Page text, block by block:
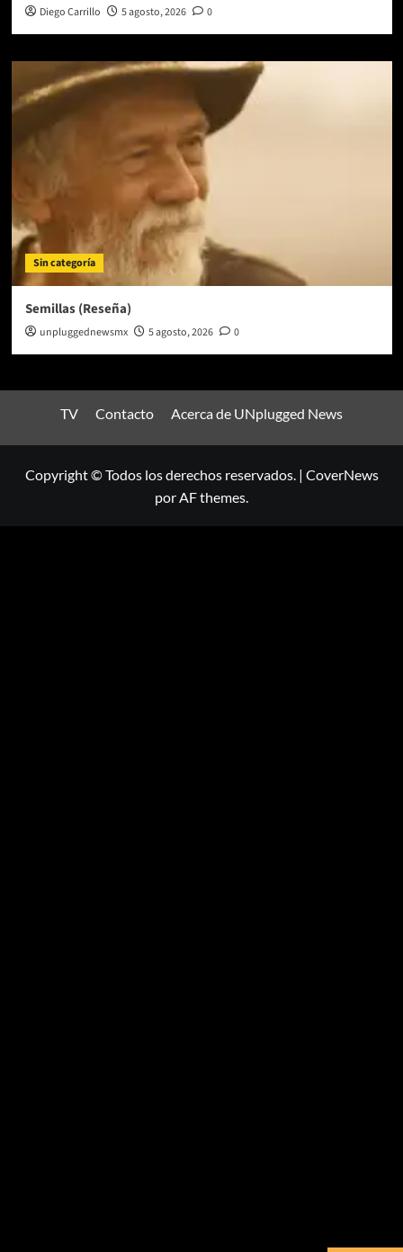
Diego Carrillo 5 agosto, 2026 0
Sin categoría
Semillas (Reseña)
unpluggednewsmx 5 agosto, 2026 0
TV Contacto Acerca de UNplugged News
Copyright © Todos los derechos reservados. | CoverNews
por AF themes.